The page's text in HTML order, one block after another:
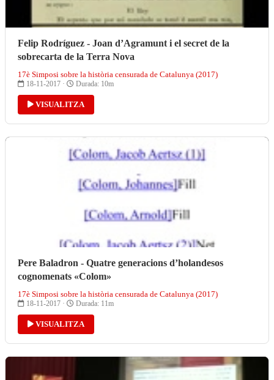
Felip Rodríguez - Joan d’Agramunt i el secret de la
sobrecarta de la Terra Nova
17è Simposi sobre la història censurada de Catalunya (2017)
18-11-2017 · Durada: 10m
VISUALITZA
Pere Baladron - Quatre generacions d’holandesos
cognomenats «Colom»
17è Simposi sobre la història censurada de Catalunya (2017)
18-11-2017 · Durada: 11m
VISUALITZA